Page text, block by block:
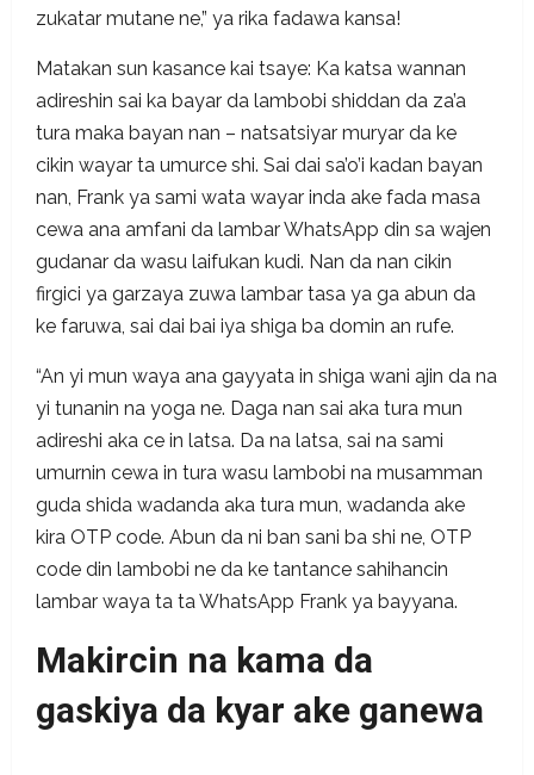
zukatar mutane ne,” ya rika fadawa kansa!
Matakan sun kasance kai tsaye: Ka katsa wannan
adireshin sai ka bayar da lambobi shiddan da za’a
tura maka bayan nan – natsatsiyar muryar da ke
cikin wayar ta umurce shi. Sai dai sa’o’i kadan bayan
nan, Frank ya sami wata wayar inda ake fada masa
cewa ana amfani da lambar WhatsApp din sa wajen
gudanar da wasu laifukan kudi. Nan da nan cikin
firgici ya garzaya zuwa lambar tasa ya ga abun da
ke faruwa, sai dai bai iya shiga ba domin an rufe.
“An yi mun waya ana gayyata in shiga wani ajin da na
yi tunanin na yoga ne. Daga nan sai aka tura mun
adireshi aka ce in latsa. Da na latsa, sai na sami
umurnin cewa in tura wasu lambobi na musamman
guda shida wadanda aka tura mun, wadanda ake
kira OTP code. Abun da ni ban sani ba shi ne, OTP
code din lambobi ne da ke tantance sahihancin
lambar waya ta ta WhatsApp Frank ya bayyana.
Makircin na kama da
gaskiya da kyar ake ganewa